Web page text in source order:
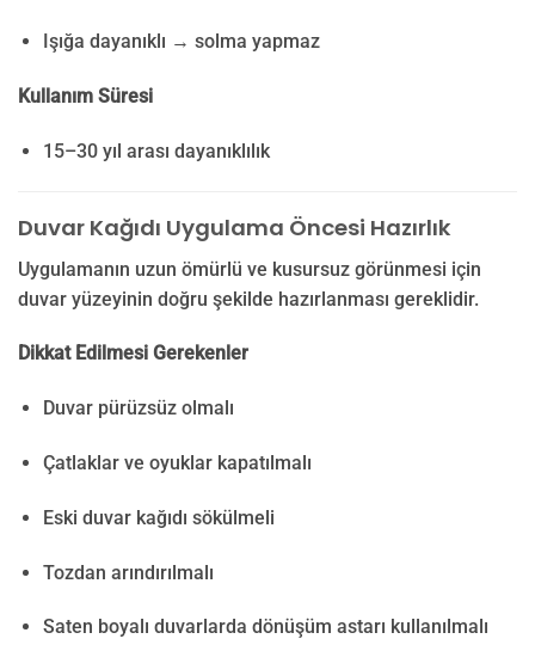
Işığa dayanıklı → solma yapmaz
Kullanım Süresi
15–30 yıl arası dayanıklılık
Duvar Kağıdı Uygulama Öncesi Hazırlık
Uygulamanın uzun ömürlü ve kusursuz görünmesi için
duvar yüzeyinin doğru şekilde hazırlanması gereklidir.
Dikkat Edilmesi Gerekenler
Duvar pürüzsüz olmalı
Çatlaklar ve oyuklar kapatılmalı
Eski duvar kağıdı sökülmeli
Tozdan arındırılmalı
Saten boyalı duvarlarda dönüşüm astarı kullanılmalı